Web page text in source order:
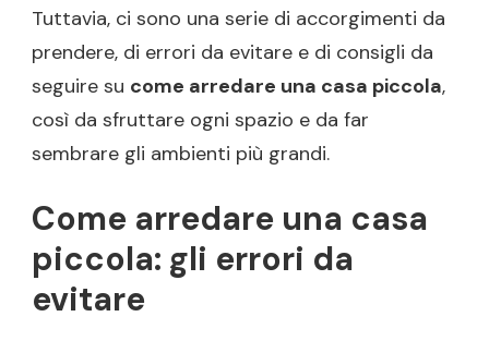
Tuttavia, ci sono una serie di accorgimenti da
prendere, di errori da evitare e di consigli da
seguire su come arredare una casa piccola,
così da sfruttare ogni spazio e da far
sembrare gli ambienti più grandi.
Come arredare una casa
piccola: gli errori da
evitare